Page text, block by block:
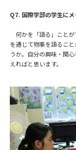
Q7. 国際学部の学生にメ
何かを「語る」ことが
を通じて物事を語るこ
うか。自分の興味・関
えればと思います。